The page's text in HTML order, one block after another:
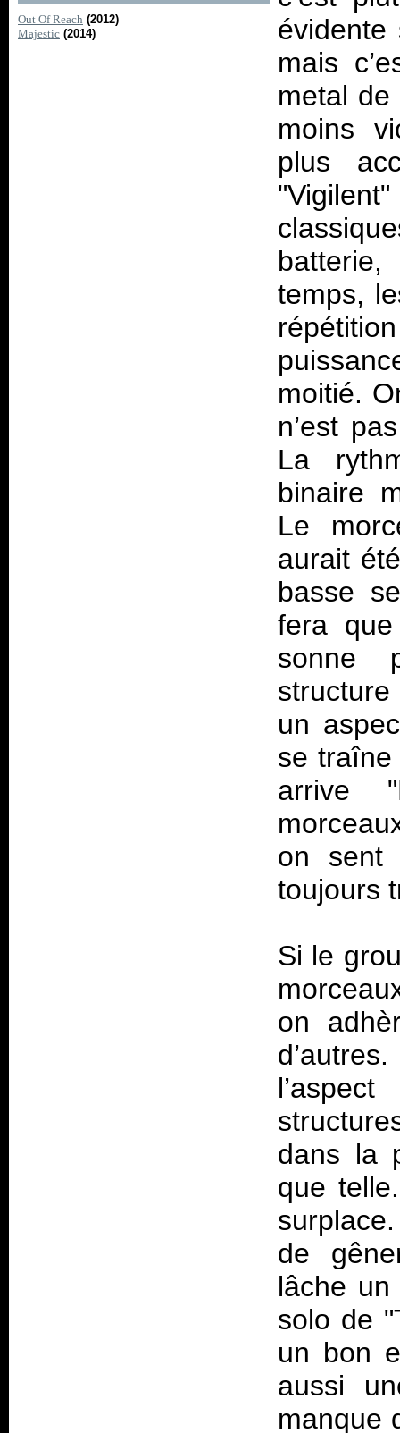
Out Of Reach (2012)
Majestic (2014)
évidente
mais
metal
moins
plus
temps,
moitié.
n’est
La
binaire
Le
aurait
basse
fera
sonne
un
se traîne
arrive
on sent
toujours
Si le
on
dans la
que
de
lâche
solo de
un bon
aussi
manque